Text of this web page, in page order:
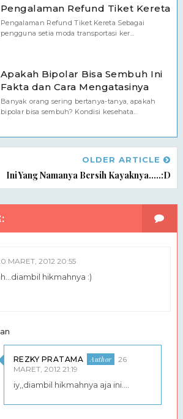
Pengalaman Refund Tiket Kereta
Pengalaman Refund Tiket Kereta Sebagai
pengguna setia moda transportasi ker...
Apakah Bipolar Bisa Sembuh Ini
Fakta dan Cara Mengatasinya
Banyak orang sering bertanya-tanya, apakah
bipolar bisa sembuh? Kondisi kesehata...
OLDER ARTICLE
Ini Yang Namanya Bersih Kayaknya.....:D
MARET, 2012 20:55
hikmahnya :)
REZKY PRATAMA
26
MARET, 2012 21:19
iy,,diambil hikmahnya aja ini....